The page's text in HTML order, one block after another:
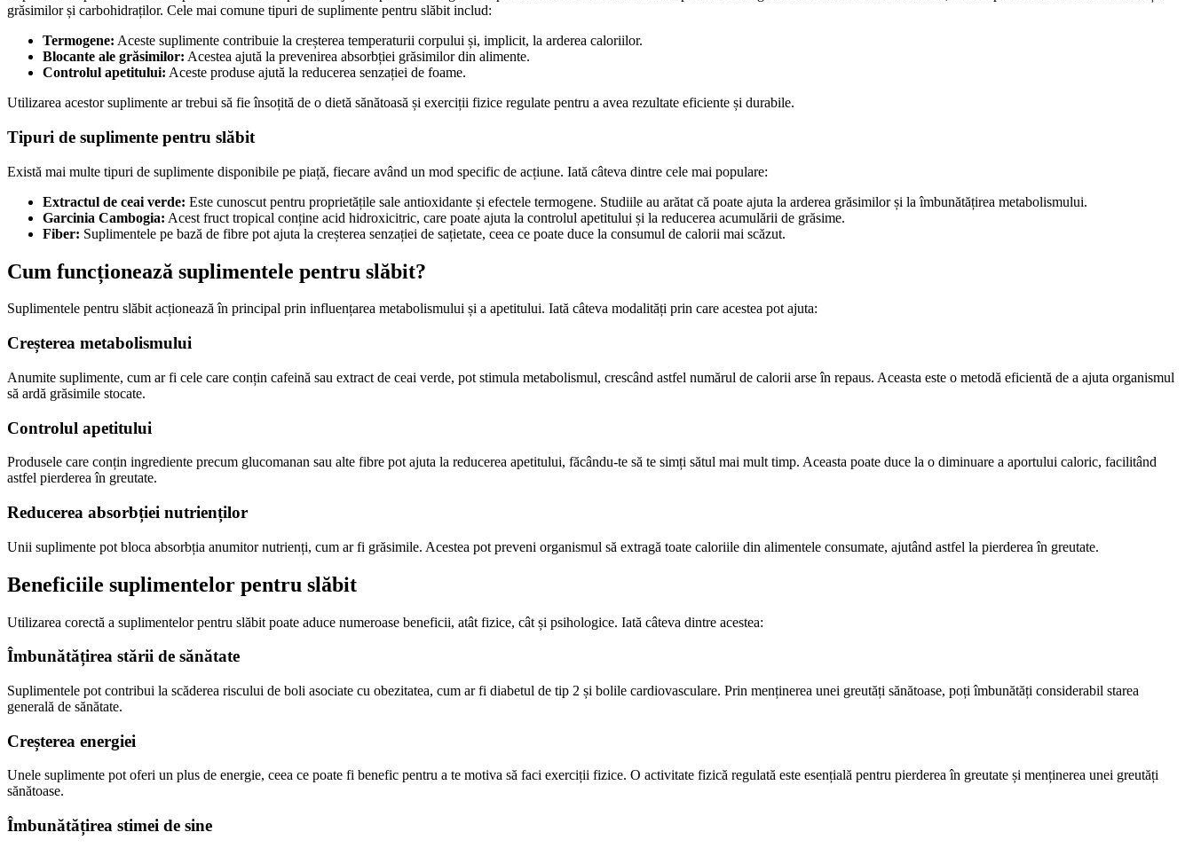
grăsimilor și carbohidraților. Cele mai comune tipuri de suplimente pentru slăbit includ:
Termogene: Aceste suplimente contribuie la creșterea temperaturii corpului și, implicit, la arderea caloriilor.
Blocante ale grăsimilor: Acestea ajută la prevenirea absorbției grăsimilor din alimente.
Controlul apetitului: Aceste produse ajută la reducerea senzației de foame.
Utilizarea acestor suplimente ar trebui să fie însoțită de o dietă sănătoasă și exerciții fizice regulate pentru a avea rezultate eficiente și durabile.
Tipuri de suplimente pentru slăbit
Există mai multe tipuri de suplimente disponibile pe piață, fiecare având un mod specific de acțiune. Iată câteva dintre cele mai populare:
Extractul de ceai verde: Este cunoscut pentru proprietățile sale antioxidante și efectele termogene. Studiile au arătat că poate ajuta la arderea grăsimilor și la îmbunătățirea metabolismului.
Garcinia Cambogia: Acest fruct tropical conține acid hidroxicitric, care poate ajuta la controlul apetitului și la reducerea acumulării de grăsime.
Fiber: Suplimentele pe bază de fibre pot ajuta la creșterea senzației de sațietate, ceea ce poate duce la consumul de calorii mai scăzut.
Cum funcționează suplimentele pentru slăbit?
Suplimentele pentru slăbit acționează în principal prin influențarea metabolismului și a apetitului. Iată câteva modalități prin care acestea pot ajuta:
Creșterea metabolismului
Anumite suplimente, cum ar fi cele care conțin cafeină sau extract de ceai verde, pot stimula metabolismul, crescând astfel numărul de calorii arse în repaus. Aceasta este o metodă eficientă de a ajuta organismul
să ardă grăsimile stocate.
Controlul apetitului
Produsele care conțin ingrediente precum glucomanan sau alte fibre pot ajuta la reducerea apetitului, făcându-te să te simți sătul mai mult timp. Aceasta poate duce la o diminuare a aportului caloric, facilitând
astfel pierderea în greutate.
Reducerea absorbției nutrienților
Unii suplimente pot bloca absorbția anumitor nutrienți, cum ar fi grăsimile. Acestea pot preveni organismul să extragă toate caloriile din alimentele consumate, ajutând astfel la pierderea în greutate.
Beneficiile suplimentelor pentru slăbit
Utilizarea corectă a suplimentelor pentru slăbit poate aduce numeroase beneficii, atât fizice, cât și psihologice. Iată câteva dintre acestea:
Îmbunătățirea stării de sănătate
Suplimentele pot contribui la scăderea riscului de boli asociate cu obezitatea, cum ar fi diabetul de tip 2 și bolile cardiovasculare. Prin menținerea unei greutăți sănătoase, poți îmbunătăți considerabil starea
generală de sănătate.
Creșterea energiei
Unele suplimente pot oferi un plus de energie, ceea ce poate fi benefic pentru a te motiva să faci exerciții fizice. O activitate fizică regulată este esențială pentru pierderea în greutate și menținerea unei greutăți
sănătoase.
Îmbunătățirea stimei de sine